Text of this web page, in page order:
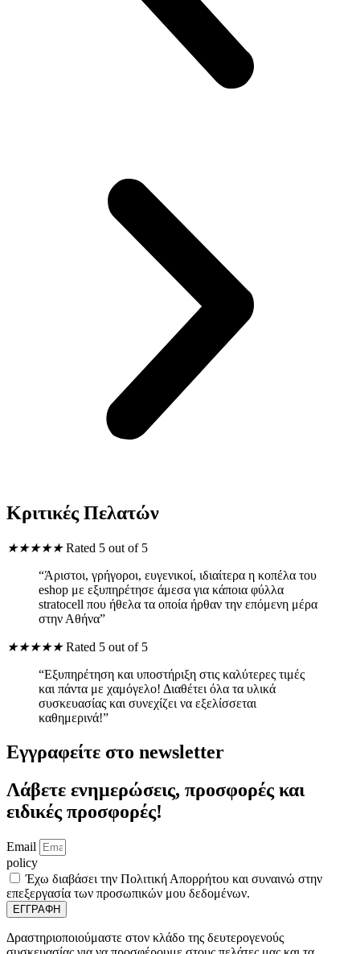
Κριτικές Πελατών
★★★★★ Rated 5 out of 5
“Άριστοι, γρήγοροι, ευγενικοί, ιδιαίτερα η κοπέλα του
eshop με εξυπηρέτησε άμεσα για κάποια φύλλα
stratocell που ήθελα τα οποία ήρθαν την επόμενη μέρα
στην Αθήνα”
★★★★★ Rated 5 out of 5
“Εξυπηρέτηση και υποστήριξη στις καλύτερες τιμές
και πάντα με χαμόγελο! Διαθέτει όλα τα υλικά
συσκευασίας και συνεχίζει να εξελίσσεται
καθημερινά!”
Εγγραφείτε στο newsletter
Λάβετε ενημερώσεις, προσφορές και
ειδικές προσφορές!
Email
policy
Έχω διαβάσει την Πολιτική Απορρήτου και συναινώ στην
επεξεργασία των προσωπικών μου δεδομένων.
ΕΓΓΡΑΦΗ
Δραστηριοποιούμαστε στον κλάδο της δευτερογενούς